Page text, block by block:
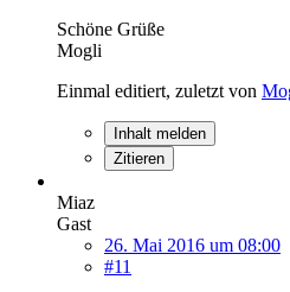
Schöne Grüße
Mogli
Einmal editiert, zuletzt von
Inhalt melden
Zitieren
Miaz
Gast
26. Mai 2016 um 08:00
#11